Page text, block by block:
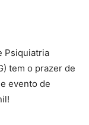
Psiquiatria
tem o prazer de
evento de